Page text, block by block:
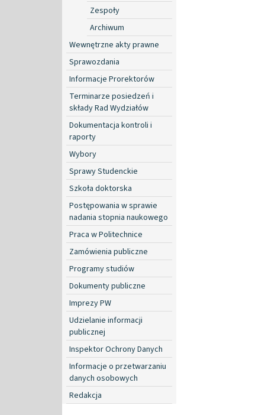
Zespoły
Archiwum
Wewnętrzne akty prawne
Sprawozdania
Informacje Prorektorów
Terminarze posiedzeń i
składy Rad Wydziałów
Dokumentacja kontroli i
raporty
Wybory
Sprawy Studenckie
Szkoła doktorska
Postępowania w sprawie
nadania stopnia naukowego
Praca w Politechnice
Zamówienia publiczne
Programy studiów
Dokumenty publiczne
Imprezy PW
Udzielanie informacji
publicznej
Inspektor Ochrony Danych
Informacje o przetwarzaniu
danych osobowych
Redakcja